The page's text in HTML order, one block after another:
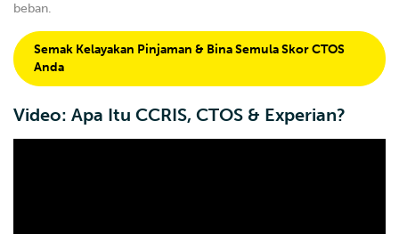
beban.
Semak Kelayakan Pinjaman & Bina Semula Skor CTOS
Anda
Video: Apa Itu CCRIS, CTOS & Experian?